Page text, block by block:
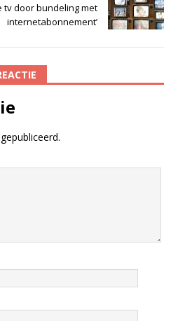
tv door bundeling met
internetabonnement’